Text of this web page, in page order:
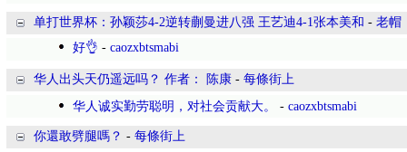
单打世界杯：孙颖莎4-2逆转蒯曼进八强 王艺迪4-1张本美和 - 老帽
好👌 - caozxbtsmabi
华人出头天仍遥远吗？ 作者： 陈康 - 每條街上
华人诚实勤劳聪明，对社会贡献大。
- caozxbtsmabi
你還敢劈腿嗎？ - 每條街上